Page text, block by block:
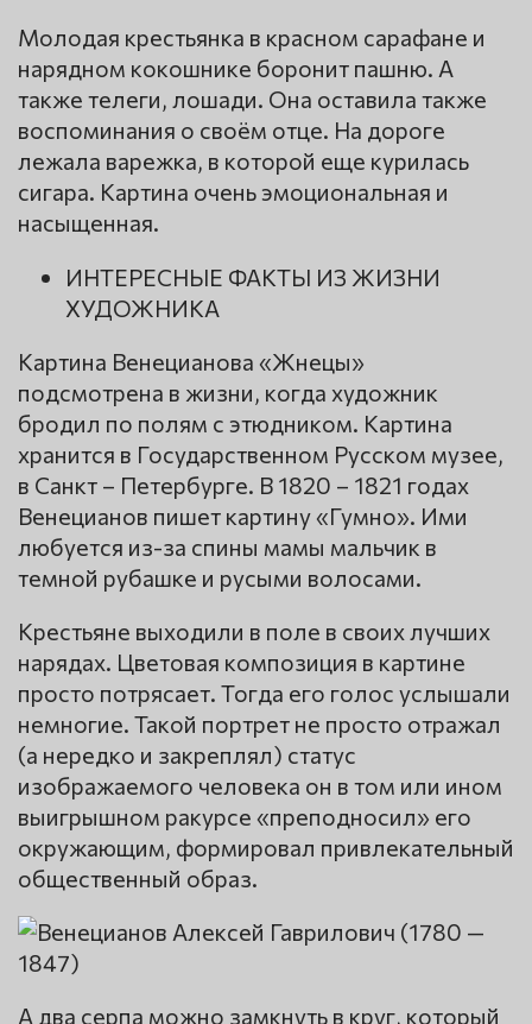
Молодая крестьянка в красном сарафане и
нарядном кокошнике боронит пашню. А
также телеги, лошади. Она оставила также
воспоминания о своём отце. На дороге
лежала варежка, в которой еще курилась
сигара. Картина очень эмоциональная и
насыщенная.
ИНТЕРЕСНЫЕ ФАКТЫ ИЗ ЖИЗНИ
ХУДОЖНИКА
Картина Венецианова «Жнецы»
подсмотрена в жизни, когда художник
бродил по полям с этюдником. Картина
хранится в Государственном Русском музее,
в Санкт – Петербурге. В 1820 – 1821 годах
Венецианов пишет картину «Гумно». Ими
любуется из-за спины мамы мальчик в
темной рубашке и русыми волосами.
Крестьяне выходили в поле в своих лучших
нарядах. Цветовая композиция в картине
просто потрясает. Тогда его голос услышали
немногие. Такой портрет не просто отражал
(а нередко и закреплял) статус
изображаемого человека он в том или ином
выигрышном ракурсе «преподносил» его
окружающим, формировал привлекательный
общественный образ.
А два серпа можно замкнуть в круг, который